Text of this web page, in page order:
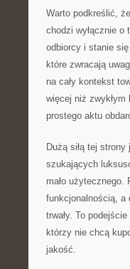
Warto podkreślić,
chodzi wyłącznie o
odbiorcy i stanie
które zwracają
na cały kontekst
więcej niż
prostego aktu
Dużą siłą tej
szukających
mało
funkcjonalnością, a
trwały. To
którzy nie chcą
jakość.